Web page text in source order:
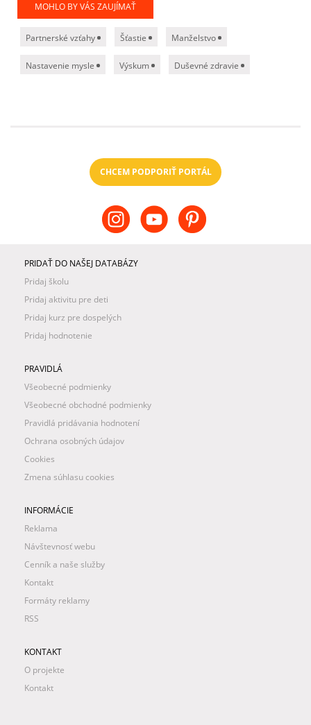
MOHLO BY VÁS ZAUJÍMAŤ
Partnerské vzťahy Šťastie Manželstvo
Nastavenie mysle Výskum Duševné zdravie
CHCEM PODPORIŤ PORTÁL
PRIDAŤ DO NAŠEJ DATABÁZY
Pridaj školu
Pridaj aktivitu pre deti
Pridaj kurz pre dospelých
Pridaj hodnotenie
PRAVIDLÁ
Všeobecné podmienky
Všeobecné obchodné podmienky
Pravidlá pridávania hodnotení
Ochrana osobných údajov
Cookies
Zmena súhlasu cookies
INFORMÁCIE
Reklama
Návštevnosť webu
Cenník a naše služby
Kontakt
Formáty reklamy
RSS
KONTAKT
O projekte
Kontakt